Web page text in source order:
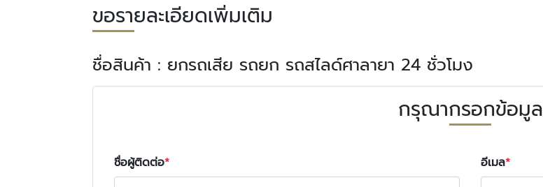
ขอรายละเอียดเพิ่มเติม
ชื่อสินค้า : ยกรถเสีย รถยก รถสไลด์ศาลายา 24 ชั่วโมง
กรุณากรอกข้อมูล
ชื่อผู้ติดต่อ อีเมล